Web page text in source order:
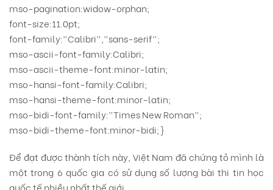
mso-pagination:widow-orphan;
font-size:11.0pt;
font-family:”Calibri”,”sans-serif”;
mso-ascii-font-family:Calibri;
mso-ascii-theme-font:minor-latin;
mso-hansi-font-family:Calibri;
mso-hansi-theme-font:minor-latin;
mso-bidi-font-family:”Times New Roman”;
mso-bidi-theme-font:minor-bidi;}
Để đạt được thành tích này, Việt Nam đã chứng tỏ mình là
một trong 6 quốc gia có sử dụng số lượng bài thi tin học
quốc tế nhiều nhất thế giới.